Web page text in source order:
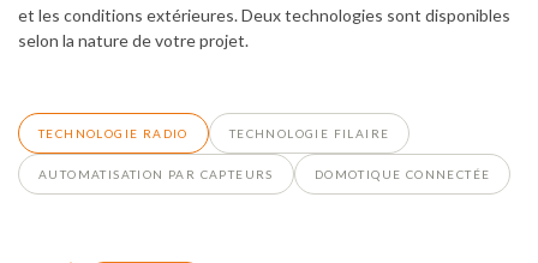
et les conditions extérieures. Deux technologies sont disponibles
selon la nature de votre projet.
TECHNOLOGIE RADIO TECHNOLOGIE FILAIRE
AUTOMATISATION PAR CAPTEURS DOMOTIQUE CONNECTÉE